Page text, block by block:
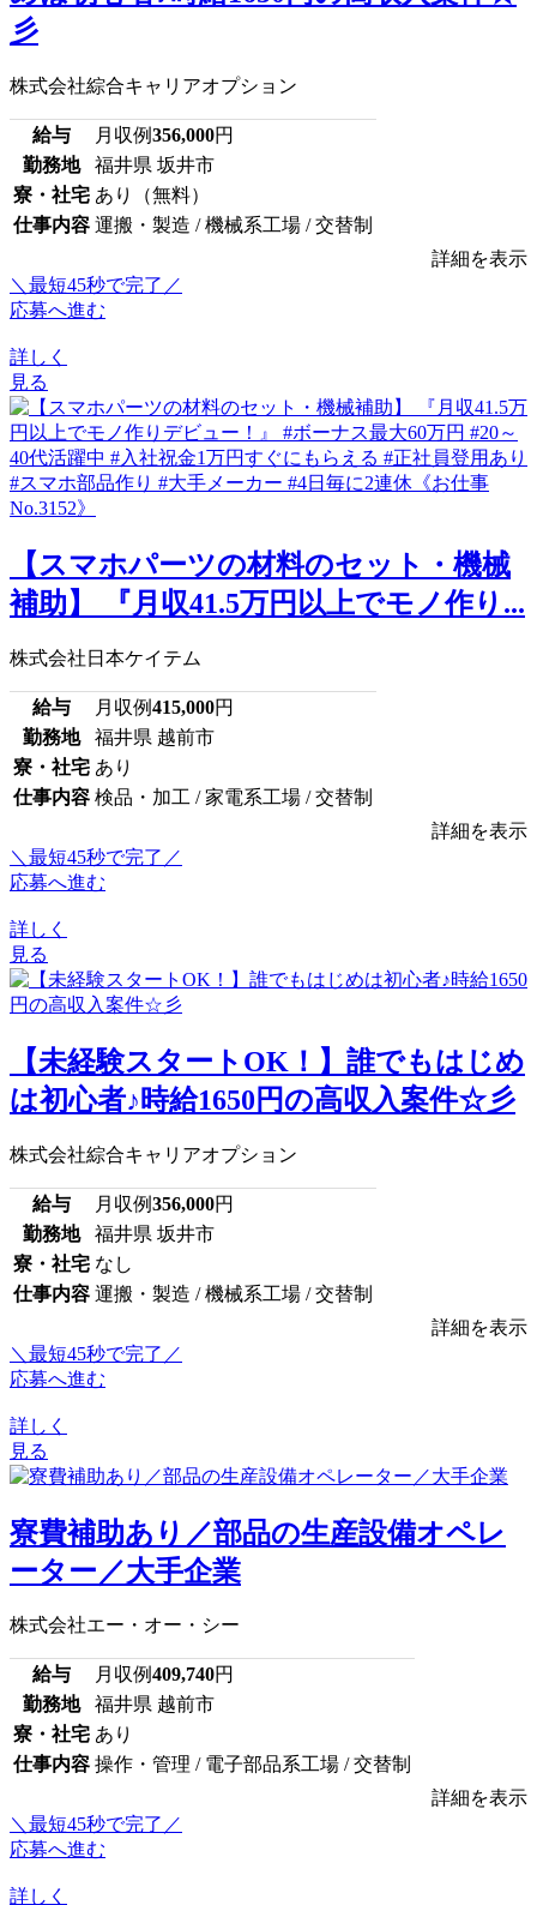
彡
株式会社綜合キャリアオプション
給与 月収例356,000円
勤務地
福井県 坂井市
寮・社宅 あり（無料）
仕事内容 運搬・製造 / 機械系工場 / 交替制
詳細を表示
＼最短45秒で完了／
応募へ進む
詳しく
見る
【スマホパーツの材料のセット・機械
補助】 『月収41.5万円以上でモノ作り...
株式会社日本ケイテム
給与 月収例415,000円
勤務地
福井県 越前市
寮・社宅 あり
仕事内容 検品・加工 / 家電系工場 / 交替制
詳細を表示
＼最短45秒で完了／
応募へ進む
詳しく
見る
【未経験スタートOK！】誰でもはじめ
は初心者♪時給1650円の高収入案件☆彡
株式会社綜合キャリアオプション
給与 月収例356,000円
勤務地
福井県 坂井市
寮・社宅 なし
仕事内容 運搬・製造 / 機械系工場 / 交替制
詳細を表示
＼最短45秒で完了／
応募へ進む
詳しく
見る
寮費補助あり／部品の生産設備オペレ
ーター／大手企業
株式会社エー・オー・シー
給与 月収例409,740円
勤務地
福井県 越前市
寮・社宅 あり
仕事内容 操作・管理 / 電子部品系工場 / 交替制
詳細を表示
＼最短45秒で完了／
応募へ進む
詳しく